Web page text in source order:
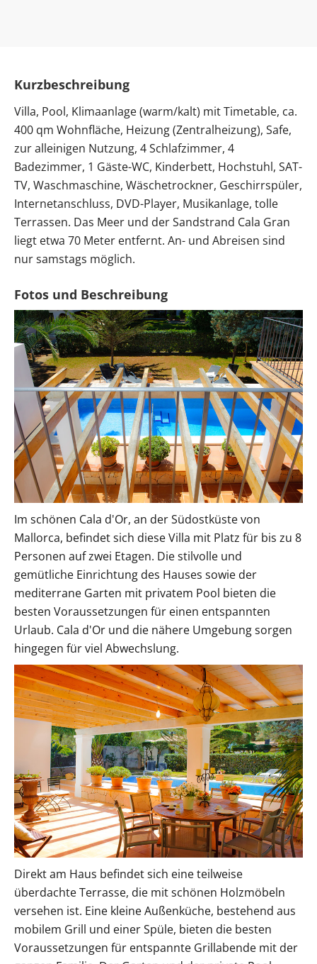
Kurzbeschreibung
Villa, Pool, Klimaanlage (warm/kalt) mit Timetable, ca.
400 qm Wohnfläche, Heizung (Zentralheizung), Safe,
zur alleinigen Nutzung, 4 Schlafzimmer, 4
Badezimmer, 1 Gäste-WC, Kinderbett, Hochstuhl, SAT-
TV, Waschmaschine, Wäschetrockner, Geschirrspüler,
Internetanschluss, DVD-Player, Musikanlage, tolle
Terrassen. Das Meer und der Sandstrand Cala Gran
liegt etwa 70 Meter entfernt. An- und Abreisen sind
nur samstags möglich.
Im schönen Cala d'Or, an der Südostküste von
Mallorca, befindet sich diese Villa mit Platz für bis zu 8
Personen auf zwei Etagen. Die stilvolle und
gemütliche Einrichtung des Hauses sowie der
mediterrane Garten mit privatem Pool bieten die
besten Voraussetzungen für einen entspannten
Urlaub. Cala d'Or und die nähere Umgebung sorgen
hingegen für viel Abwechslung.
Direkt am Haus befindet sich eine teilweise
überdachte Terrasse, die mit schönen Holzmöbeln
versehen ist. Eine kleine Außenküche, bestehend aus
mobilem Grill und einer Spüle, bieten die besten
Voraussetzungen für entspannte Grillabende mit der